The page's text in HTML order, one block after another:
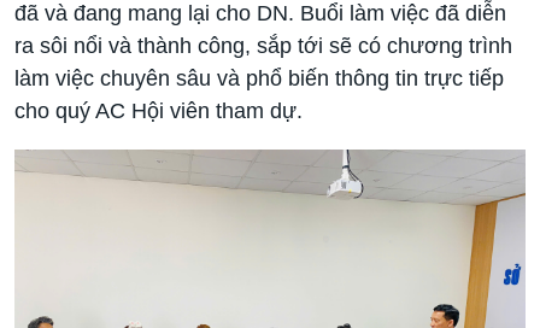
đã và đang mang lại cho DN. Buổi làm việc đã diễn
ra sôi nổi và thành công, sắp tới sẽ có chương trình
làm việc chuyên sâu và phổ biến thông tin trực tiếp
cho quý AC Hội viên tham dự.